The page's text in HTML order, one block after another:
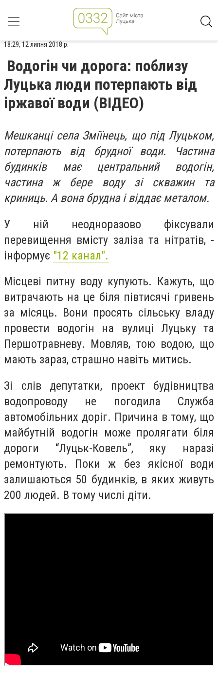
18:29, 12 липня 2018 р.
Водогін чи дорога: поблизу
Луцька люди потерпають від
іржавої води (ВІДЕО)
Мешканці села Зміїнець, що під Луцьком,
потерпають від брудної води. Частина
будинків має центральний водогін,
частина ж бере воду зі скважин та
криниць. А вона брудна і віддає металом.
У ній неодноразово фіксували
перевищення вмісту заліза та нітратів, -
інформує "12 канал".
Місцеві питну воду купують. Кажуть, що
витрачають на це біля півтисячі гривень
за місяць. Вони просять сільську владу
провести водогін на вулиці Луцьку та
Першотравневу. Мовляв, тою водою, що
мають зараз, страшно навіть митись.
Зі слів депутатки, проект будівництва
водопроводу не погодила Служба
автомобільних доріг. Причина в тому, що
майбутній водогін може пролягати біля
дороги “Луцьк-Ковель”, яку наразі
ремонтують. Поки ж без якісної води
залишаються 50 будинків, в яких живуть
200 людей. В тому числі діти.